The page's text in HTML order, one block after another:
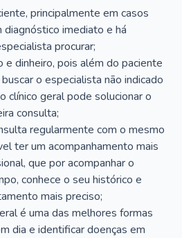
principalmente em casos
diagnóstico imediato e há
procurar;
e dinheiro, pois além do paciente
o especialista não indicado
clínico geral pode solucionar o
consulta;
regularmente com o mesmo
ter um acompanhamento mais
que por acompanhar o
conhece o seu histórico e
mais preciso;
é uma das melhores formas
dia e identificar doenças em